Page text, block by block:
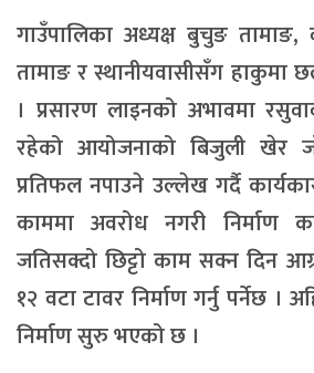
गाउँपालिका अध्यक्ष बुचुङ तामाङ,
तामाङ र स्थानीयवासीसँग हाकुमा
। प्रसारण लाइनको अभावमा
रहेको आयोजनाको बिजुली खेर
प्रतिफल नपाउने उल्लेख गर्दै
काममा अवरोध नगरी निर्माण
जतिसक्दो छिट्टो काम सक्न दिन
१२ वटा टावर निर्माण गर्नु पर्नेछ ।
निर्माण सुरु भएको छ ।